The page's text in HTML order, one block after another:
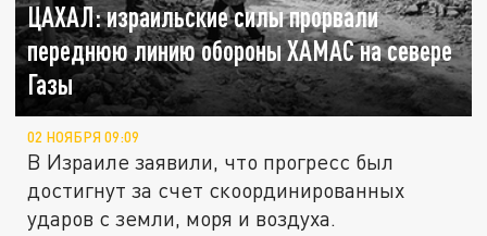
ЦАХАЛ: израильские силы прорвали
переднюю линию обороны ХАМАС на севере
Газы
02 НОЯБРЯ 09:09
В Израиле заявили, что прогресс был
достигнут за счет скоординированных
ударов с земли, моря и воздуха.